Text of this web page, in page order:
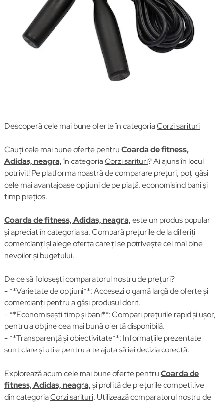
Descoperă cele mai bune oferte în categoriaCorzi sarituri
Cauți cele mai bune oferte pentruCoarda de fitness,
Adidas, neagra,în categoriaCorzi sarituri? Ai ajuns în locul
potrivit! Pe platforma noastră de comparare prețuri, poți găsi
cele mai avantajoase opțiuni de pe piață, economisind bani și
timp prețios.
Coarda de fitness, Adidas, neagra,este un produs popular
și apreciat în categoria sa. Compară prețurile de la diferiți
comercianți și alege oferta care ți se potrivește cel mai bine
nevoilor și bugetului.
De ce să folosești comparatorul nostru de prețuri?
- **Varietate de opțiuni**: Accesezi o gamă largă de oferte și
comercianți pentru a găsi produsul dorit.
- **Economisești timp și bani**:Compari prețurilerapid și ușor,
pentru a obține cea mai bună ofertă disponibilă.
- **Transparență și obiectivitate**: Informațiile prezentate
sunt clare și utile pentru a te ajuta să iei decizia corectă.
Explorează acum cele mai bune oferte pentruCoarda de
fitness, Adidas, neagra,și profită de prețurile competitive
din categoriaCorzi sarituri. Utilizează comparatorul nostru de